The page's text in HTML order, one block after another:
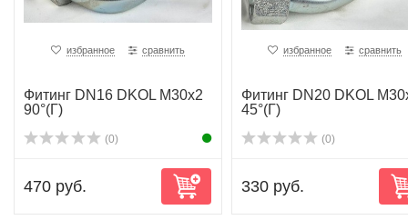
избранное сравнить
Фитинг DN16 DKOL M30x2
90°(Г)
(0)
470 руб.
избранное сравнить
Фитинг DN20 DKOL
45°(Г)
(0)
330 руб.